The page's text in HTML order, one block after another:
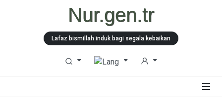
Nur.gen.tr
Lafaz bismillah induk bagi segala kebaikan